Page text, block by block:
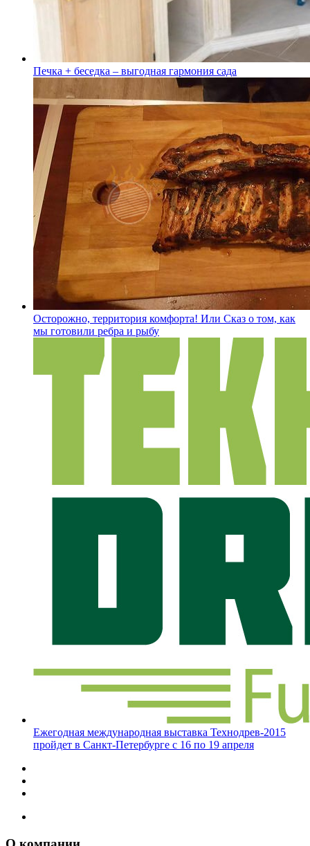
Печка + беседка – выгодная гармония сада
Осторожно, территория комфорта! Или Сказ о том, как
мы готовили ребра и рыбу
Ежегодная международная выставка Технодрев-2015
пройдет в Санкт-Петербурге с 16 по 19 апреля